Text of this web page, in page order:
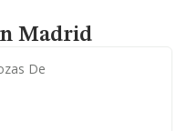
Madrid
De